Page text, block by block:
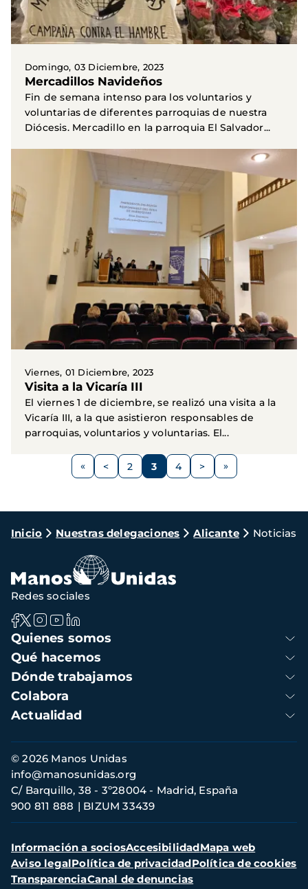
Domingo, 03 Diciembre, 2023
Mercadillos Navideños
Fin de semana intenso para los voluntarios y
voluntarias de diferentes parroquias de nuestra
Diócesis. Mercadillo en la parroquia El Salvador...
Viernes, 01 Diciembre, 2023
Visita a la Vicaría III
El viernes 1 de diciembre, se realizó una visita a la
Vicaría III, a la que asistieron responsables de
parroquias, voluntarios y voluntarias. El...
Paginación
Página
< Página
2 Página
3 Página
4
Siguiente
>
Ruta
navegación
Inicio Nuestras delegaciones Alicante Noticias
Navegación
principal
Quienes somos
Qué hacemos
Dónde trabajamos
Colabora
Actualidad
Redes sociales
Información
de
contacto
© 2026 Manos Unidas
C/ Barquillo, 38 - 3º28004 - Madrid, España
900 811 888
BIZUM 33439
info@manosunidas.org
Menú
secundario
Información a sociosAccesibilidadMapa web
Aviso legalPolítica de privacidadPolítica de cookies
TransparenciaCanal de denuncias